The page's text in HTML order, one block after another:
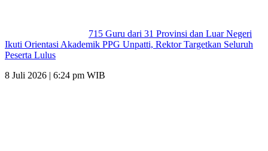
715 Guru dari 31 Provinsi dan Luar Negeri
Ikuti Orientasi Akademik PPG Unpatti, Rektor Targetkan Seluruh
Peserta Lulus
8 Juli 2026 | 6:24 pm WIB